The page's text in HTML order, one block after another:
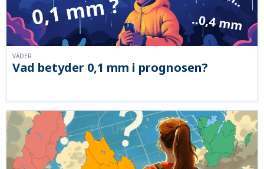
Vad betyder 0,1 mm i prognosen?
VÄDER